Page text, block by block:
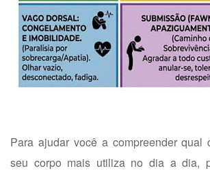
Para ajudar você a compreender qual
seu corpo mais utiliza no dia a dia,